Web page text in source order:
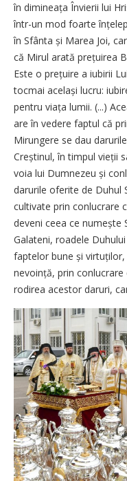
în dimineața Învierii lui
într-un mod foarte
în Sfânta și Marea Joi,
că Mirul arată prețuirea
Este o prețuire a iubirii
tocmai același lucru:
pentru viața lumii. (...)
are în vedere faptul că
Mirungere se dau
Creștinul, în timpul vieții
voia lui Dumnezeu și
darurile oferite de Duhul
cultivate prin conlucrare
deveni ceea ce numește
Galateni, roadele
faptelor bune și
nevoință, prin
rodirea acestor daruri,